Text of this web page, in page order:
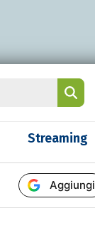
Streaming
Aggiungi